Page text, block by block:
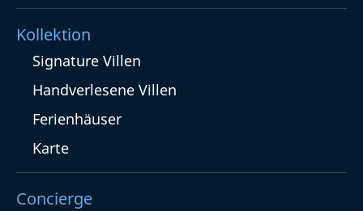
Kollektion
Signature Villen
Handverlesene Villen
Ferienhäuser
Karte
Concierge